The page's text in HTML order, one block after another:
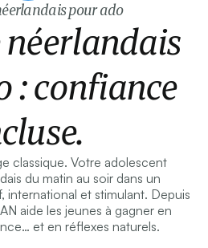
pour ado
néerlandais
: confiance
classique. Votre adolescent
du matin au soir dans un
international et stimulant. Depuis
aide les jeunes à gagner en
et en réflexes naturels.